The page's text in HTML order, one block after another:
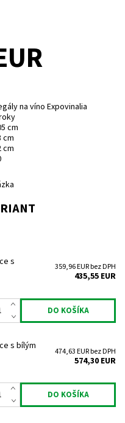
na víno Expovinalia
cm
cm
cm
s
359,96 EUR bez DPH
435,55 EUR
s bílým
474,63 EUR bez DPH
574,30 EUR